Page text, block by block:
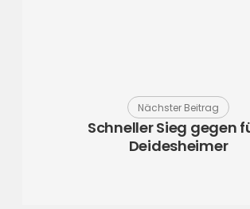
Nächster Beitrag
Schneller Sieg gegen
Deidesheimer